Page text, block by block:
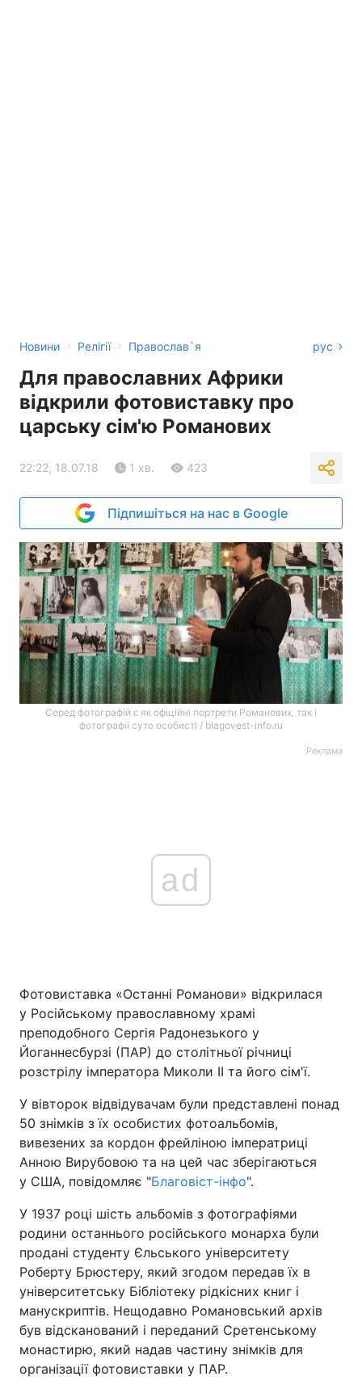
Новини › Релігії › Православ`я рус
Для православних Африки
відкрили фотовиставку про
царську сім'ю Романових
22:22, 18.07.18 1 хв. 423
Підпишіться на нас в Google
Серед фотографій є як офіційні портрети Романових, так і
фотографії суто особисті / blagovest-info.ru
Реклама
ad
Фотовиставка «Останні Романови» відкрилася
у Російському православному храмі
преподобного Сергія Радонезького у
Йоганнесбурзі (ПАР) до столітньої річниці
розстрілу імператора Миколи II та його сім'ї.
У вівторок відвідувачам були представлені понад
50 знімків з їх особистих фотоальбомів,
вивезених за кордон фрейліною імператриці
Анною Вирубовою та на цей час зберігаються
у США, повідомляє "Благовіст-інфо".
У 1937 році шість альбомів з фотографіями
родини останнього російського монарха були
продані студенту Єльського університету
Роберту Брюстеру, який згодом передав їх в
університетську Бібліотеку рідкісних книг і
манускриптів. Нещодавно Романовський архів
був відсканований і переданий Сретенському
монастирю, який надав частину знімків для
організації фотовиставки у ПАР.